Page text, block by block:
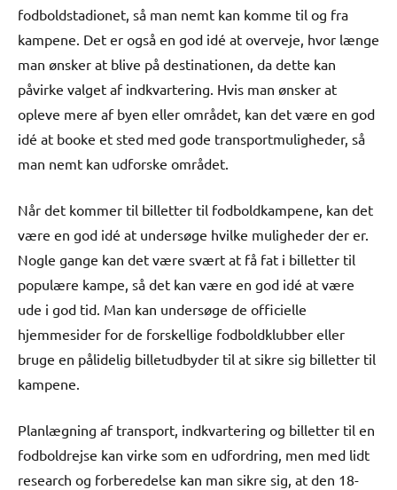
fodboldstadionet, så man nemt kan komme til og fra
kampene. Det er også en god idé at overveje, hvor længe
man ønsker at blive på destinationen, da dette kan
påvirke valget af indkvartering. Hvis man ønsker at
opleve mere af byen eller området, kan det være en god
idé at booke et sted med gode transportmuligheder, så
man nemt kan udforske området.
Når det kommer til billetter til fodboldkampene, kan det
være en god idé at undersøge hvilke muligheder der er.
Nogle gange kan det være svært at få fat i billetter til
populære kampe, så det kan være en god idé at være
ude i god tid. Man kan undersøge de officielle
hjemmesider for de forskellige fodboldklubber eller
bruge en pålidelig billetudbyder til at sikre sig billetter til
kampene.
Planlægning af transport, indkvartering og billetter til en
fodboldrejse kan virke som en udfordring, men med lidt
research og forberedelse kan man sikre sig, at den 18-